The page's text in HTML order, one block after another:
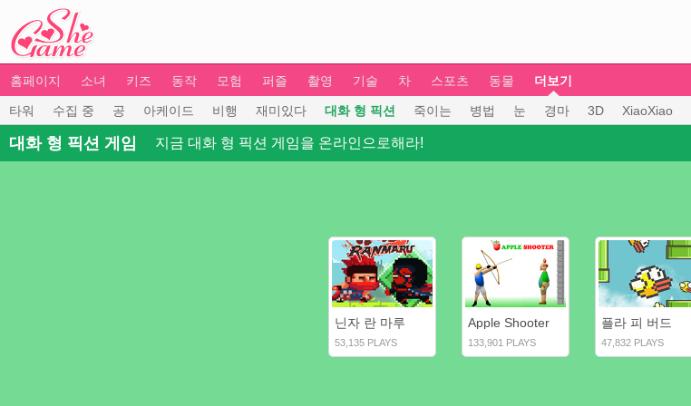
홈페이지 소녀 키즈 동작 모험 퍼즐 촬영 기술 차 스포츠 동물 더보기
타워 수집 중 공 아케이드 비행 재미있다 대화 형 픽션 죽이는 병법 눈 경마 3D XiaoXiao
대화 형 픽션 게임 지금 대화 형 픽션 게임을 온라인으로해라!
닌자 란 마루
53,135 PLAYS
Apple Shooter
133,901 PLAYS
플라 피 버드
47,832 PLAYS